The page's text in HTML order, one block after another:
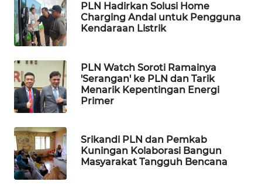
PLN Hadirkan Solusi Home
Charging Andal untuk Pengguna
Kendaraan Listrik
PLN Watch Soroti Ramainya
'Serangan' ke PLN dan Tarik
Menarik Kepentingan Energi
Primer
Srikandi PLN dan Pemkab
Kuningan Kolaborasi Bangun
Masyarakat Tangguh Bencana
WN
PAKPAK
KARAWANG
WN
WN
BOGOR